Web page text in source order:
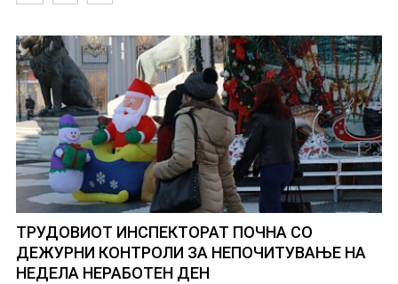
ТРУДОВИОТ ИНСПЕКТОРАТ ПОЧНА СО
ДЕЖУРНИ КОНТРОЛИ ЗА НЕПОЧИТУВАЊЕ НА
НЕДЕЛА НЕРАБОТЕН ДЕН